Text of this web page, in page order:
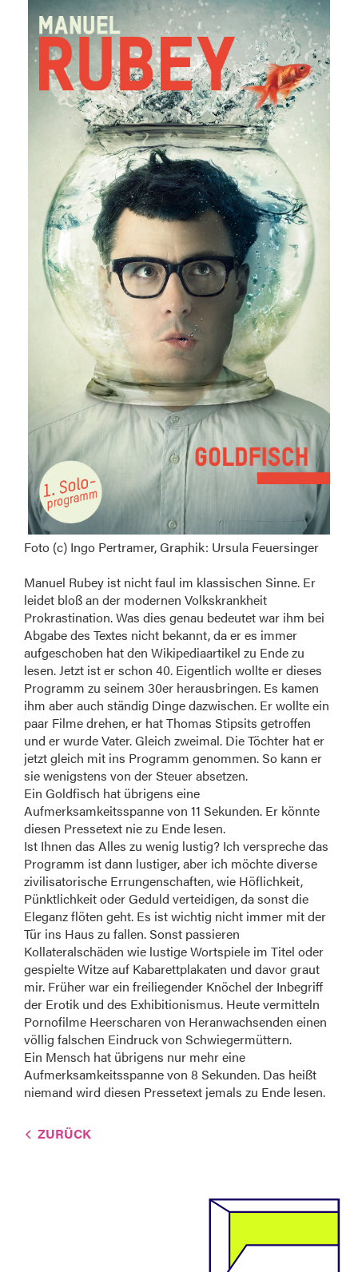
Foto (c) Ingo Pertramer, Graphik: Ursula Feuersinger
Manuel Rubey ist nicht faul im klassischen Sinne. Er
leidet bloß an der modernen Volkskrankheit
Prokrastination. Was dies genau bedeutet war ihm bei
Abgabe des Textes nicht bekannt, da er es immer
aufgeschoben hat den Wikipediaartikel zu Ende zu
lesen. Jetzt ist er schon 40. Eigentlich wollte er dieses
Programm zu seinem 30er herausbringen. Es kamen
ihm aber auch ständig Dinge dazwischen. Er wollte ein
paar Filme drehen, er hat Thomas Stipsits getroffen
und er wurde Vater. Gleich zweimal. Die Töchter hat er
jetzt gleich mit ins Programm genommen. So kann er
sie wenigstens von der Steuer absetzen.
Ein Goldfisch hat übrigens eine
Aufmerksamkeitsspanne von 11 Sekunden. Er könnte
diesen Pressetext nie zu Ende lesen.
Ist Ihnen das Alles zu wenig lustig? Ich verspreche das
Programm ist dann lustiger, aber ich möchte diverse
zivilisatorische Errungenschaften, wie Höflichkeit,
Pünktlichkeit oder Geduld verteidigen, da sonst die
Eleganz flöten geht. Es ist wichtig nicht immer mit der
Tür ins Haus zu fallen. Sonst passieren
Kollateralschäden wie lustige Wortspiele im Titel oder
gespielte Witze auf Kabarettplakaten und davor graut
mir. Früher war ein freiliegender Knöchel der Inbegriff
der Erotik und des Exhibitionismus. Heute vermitteln
Pornofilme Heerscharen von Heranwachsenden einen
völlig falschen Eindruck von Schwiegermüttern.
Ein Mensch hat übrigens nur mehr eine
Aufmerksamkeitsspanne von 8 Sekunden. Das heißt
niemand wird diesen Pressetext jemals zu Ende lesen.
ZURÜCK